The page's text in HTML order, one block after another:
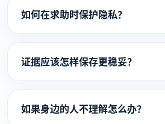
如何在求助时保护隐私？
证据应该怎样保存更稳妥？
如果身边的人不理解怎么办？